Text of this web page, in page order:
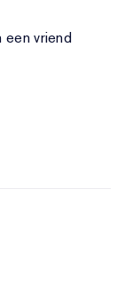
een vriend